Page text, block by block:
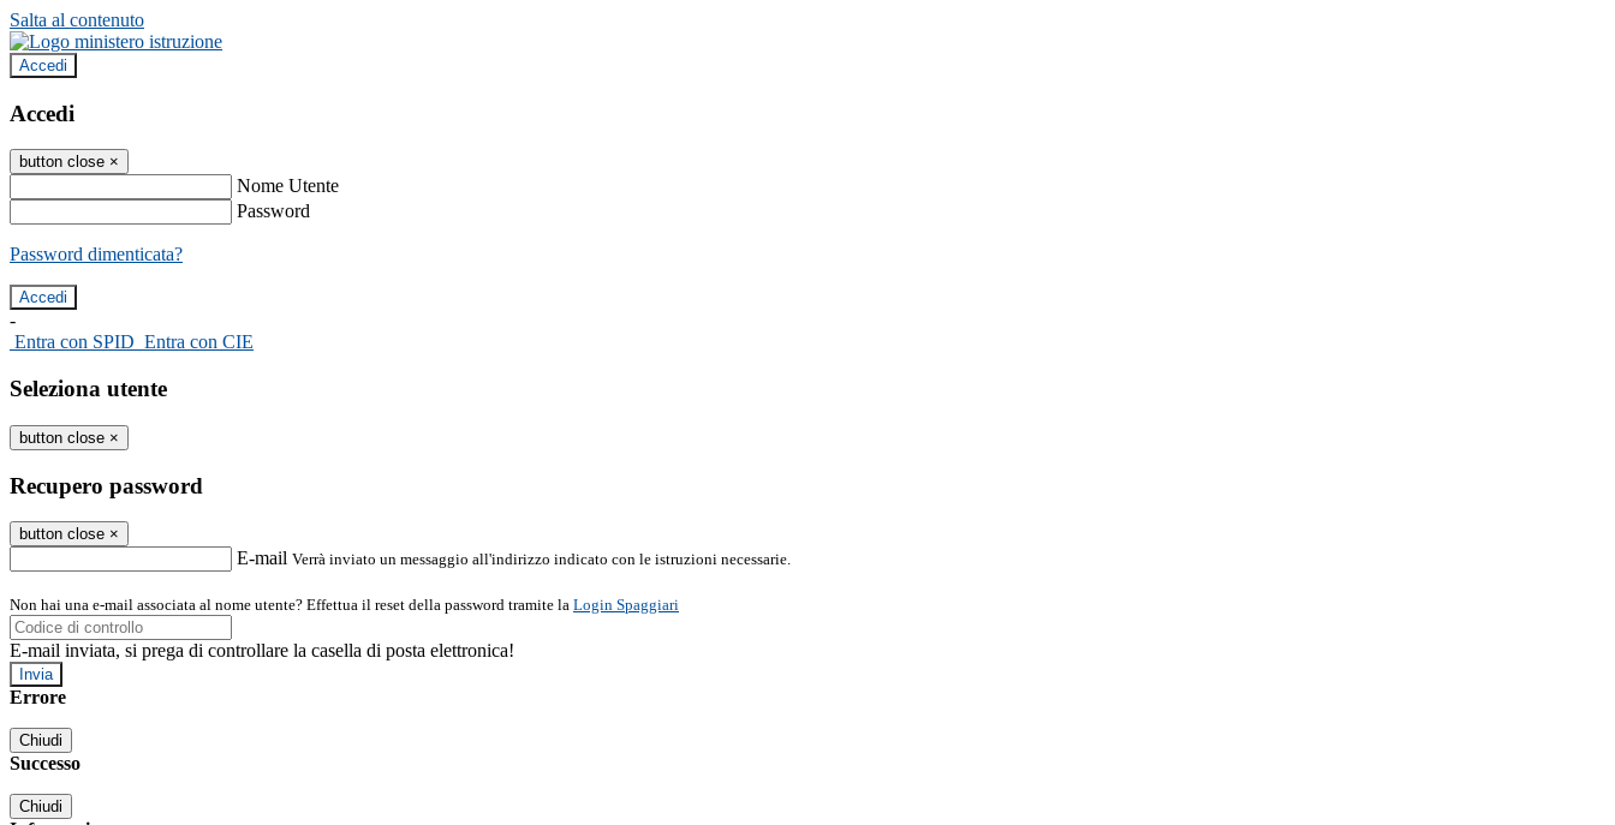
Salta al contenuto
Accedi
Accedi
button close ×
Nome Utente
Password
Password dimenticata?
-
Entra con SPID Entra con CIE
Seleziona utente
button close ×
Recupero password
button close ×
E-mail Verrà inviato un messaggio all'indirizzo indicato con le istruzioni necessarie.
Non hai una e-mail associata al nome utente? Effettua il reset della password tramite la Login Spaggiari
E-mail inviata, si prega di controllare la casella di posta elettronica!
Errore
Chiudi
Successo
Chiudi